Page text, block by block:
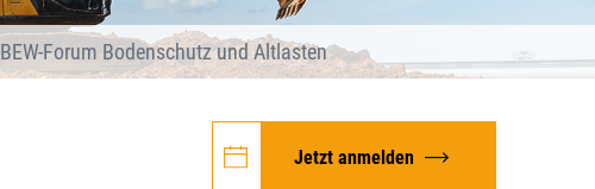
BEW-Forum Bodenschutz und Altlasten
Jetzt anmelden